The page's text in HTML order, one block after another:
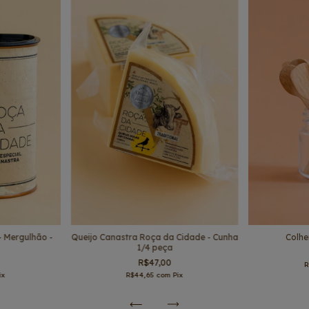
Mergulhão -
Queijo Canastra Roça da Cidade - Cunha
1/4 peça
R$47,00
R$44,65 com Pix